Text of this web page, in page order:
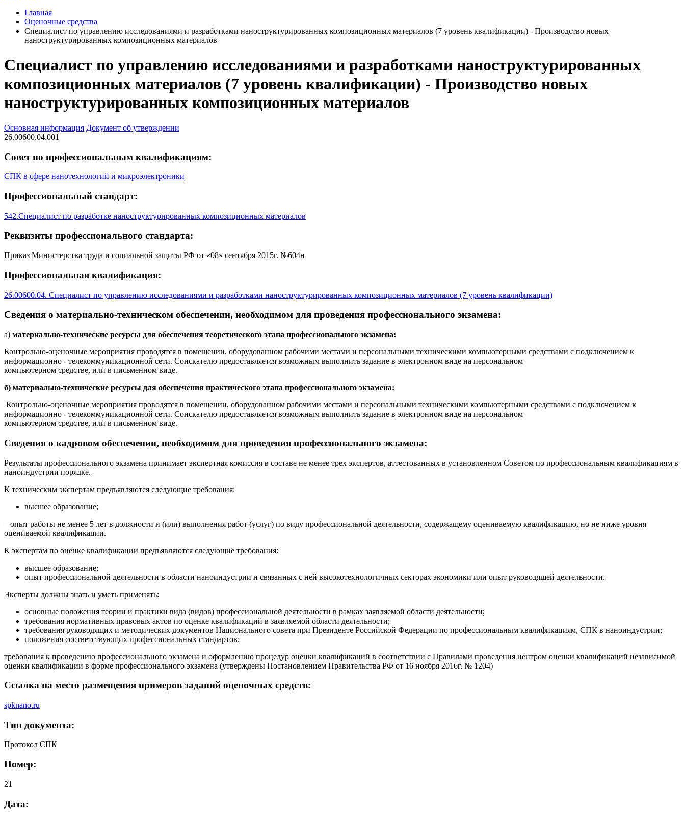
Главная
Оценочные средства
Специалист по управлению исследованиями и разработками наноструктурированных композиционных материалов (7 уровень квалификации) - Производство новых
наноструктурированных композиционных материалов
Специалист по управлению исследованиями и разработками наноструктурированных
композиционных материалов (7 уровень квалификации) - Производство новых
наноструктурированных композиционных материалов
Основная информация Документ об утверждении
26.00600.04.001
Совет по профессиональным квалификациям:
СПК в сфере нанотехнологий и микроэлектроники
Профессиональный стандарт:
542.Специалист по разработке наноструктурированных композиционных материалов
Реквизиты профессионального стандарта:
Приказ Министерства труда и социальной защиты РФ от «08» сентября 2015г. №604н
Профессиональная квалификация:
26.00600.04. Специалист по управлению исследованиями и разработками наноструктурированных композиционных материалов (7 уровень квалификации)
Сведения о материально-техническом обеспечении, необходимом для проведения профессионального экзамена:
а) материально-технические ресурсы для обеспечения теоретического этапа профессионального экзамена:
Контрольно-оценочные мероприятия проводятся в помещении, оборудованном рабочими местами и персональными техническими компьютерными средствами с подключением к
информационно - телекоммуникационной сети. Соискателю предоставляется возможным выполнить задание в электронном виде на персональном
компьютерном средстве, или в письменном виде.
б) материально-технические ресурсы для обеспечения практического этапа профессионального экзамена:
Контрольно-оценочные мероприятия проводятся в помещении, оборудованном рабочими местами и персональными техническими компьютерными средствами с подключением к
информационно - телекоммуникационной сети. Соискателю предоставляется возможным выполнить задание в электронном виде на персональном
компьютерном средстве, или в письменном виде.
Сведения о кадровом обеспечении, необходимом для проведения профессионального экзамена:
Результаты профессионального экзамена принимает экспертная комиссия в составе не менее трех экспертов, аттестованных в установленном Советом по профессиональным квалификациям в
наноиндустрии порядке.
К техническим экспертам предъявляются следующие требования:
высшее образование;
– опыт работы не менее 5 лет в должности и (или) выполнения работ (услуг) по виду профессиональной деятельности, содержащему оцениваемую квалификацию, но не ниже уровня
оцениваемой квалификации.
К экспертам по оценке квалификации предъявляются следующие требования:
высшее образование;
опыт профессиональной деятельности в области наноиндустрии и связанных с ней высокотехнологичных секторах экономики или опыт руководящей деятельности.
Эксперты должны знать и уметь применять:
основные положения теории и практики вида (видов) профессиональной деятельности в рамках заявляемой области деятельности;
требования нормативных правовых актов по оценке квалификаций в заявляемой области деятельности;
требования руководящих и методических документов Национального совета при Президенте Российской Федерации по профессиональным квалификациям, СПК в наноиндустрии;
положения соответствующих профессиональных стандартов;
требования к проведению профессионального экзамена и оформлению процедур оценки квалификаций в соответствии с Правилами проведения центром оценки квалификаций независимой
оценки квалификации в форме профессионального экзамена (утверждены Постановлением Правительства РФ от 16 ноября 2016г. № 1204)
Ссылка на место размещения примеров заданий оценочных средств:
spknano.ru
Тип документа:
Протокол СПК
Номер:
21
Дата: